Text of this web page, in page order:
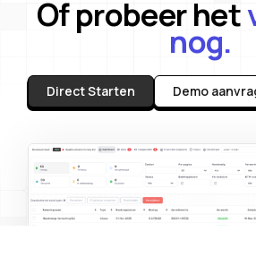
Of probeer het
nog.
Direct Starten Demo